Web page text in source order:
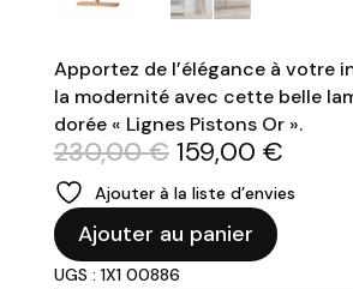
Apportez de l’élégance à votre
la modernité avec cette belle
dorée « Lignes Pistons Or ».
230,00€ Le
prix
initial
était :
230,00 €.
159,00 €Le
actuel
Ajouter à la liste d’envies
quantité
de
Lampe
Ajouter au panier
UGS : 1X1 00886